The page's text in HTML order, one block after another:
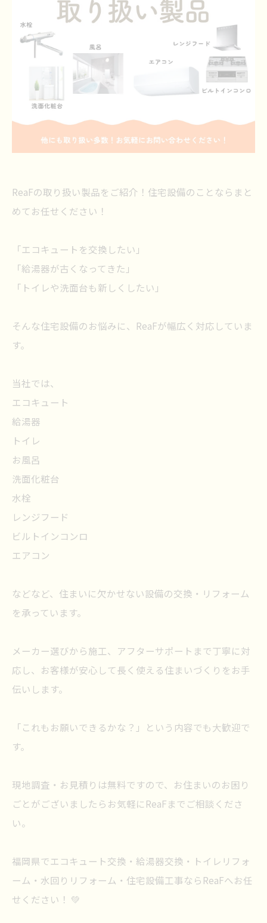
ReaFの取り扱い製品をご紹介！住宅設備のことならまと
めてお任せください！
「エコキュートを交換したい」
「給湯器が古くなってきた」
「トイレや洗面台も新しくしたい」
そんな住宅設備のお悩みに、ReaFが幅広く対応していま
す。
当社では、
エコキュート
給湯器
トイレ
お風呂
洗面化粧台
水栓
レンジフード
ビルトインコンロ
エアコン
などなど、住まいに欠かせない設備の交換・リフォーム
を承っています。
メーカー選びから施工、アフターサポートまで丁寧に対
応し、お客様が安心して長く使える住まいづくりをお手
伝いします。
「これもお願いできるかな？」という内容でも大歓迎で
す。
現地調査・お見積りは無料ですので、お住まいのお困り
ごとがございましたらお気軽にReaFまでご相談くださ
い。
福岡県でエコキュート交換・給湯器交換・トイレリフォ
ーム・水回りリフォーム・住宅設備工事ならReaFへお任
せください！ 💚